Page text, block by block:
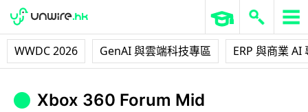
WWDC 2026 GenAI 與雲端科技專區 ERP 與商業 AI
Xbox 360 Forum Mid